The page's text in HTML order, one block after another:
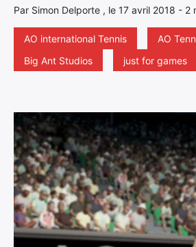
Par Simon Delporte , le 17 avril 2018 - 2
AO international Tennis
AO
Big Ant Studios
just for games